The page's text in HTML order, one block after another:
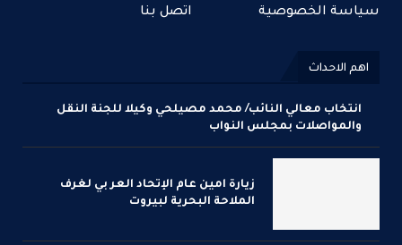
سياسة الخصوصية اتصل بنا
اهم الاحداث
انتخاب معالي النائب/ محمد مصيلحي وكيلا للجنة النقل
والمواصلات بمجلس النواب
زيارة امين عام الإتحاد العر بي لغرف
الملاحة البحرية لبيروت